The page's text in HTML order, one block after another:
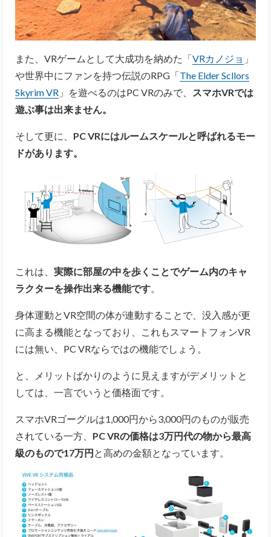
また、VRゲームとして大成功を納めた「VRカノジョ 」
や世界中にファンを持つ伝説のRPG「The Elder Scllors
Skyrim VR 」を遊べるのはPC VRのみで、
スマホVRでは
遊ぶ事は出来ません。
そして更に、 PC VRにはルームスケールと呼ばれるモー
ドがあります。
これは、 実際に部屋の中を歩くことでゲーム内のキャ
ラクターを操作出来る機能です
身体運動とVR空間の体が連動することで、没入感が更
に高まる機能となっており、これもスマートフォンVR
には無い、PC VRならではの機能でしょう。
と、メリットばかりのように見えますがデメリットと
しては、一言でいうと価格面です。
スマホVRゴーグルは1,000円から3,000円のものが販売
されている一方、 PC VRの価格は3万円代の物から最高
級のもので17万円 と高めの金額となっています。